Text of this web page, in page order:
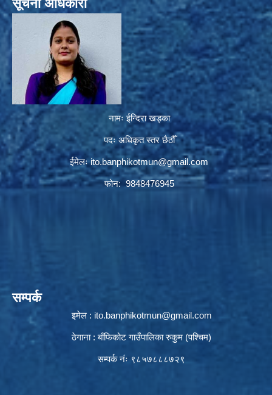
सूचना अधिकारी
नामः ईन्दिरा खड्का
पदः अधिकृत स्तर छैठौँ
ईमेलःito.banphikotmun@gmail.com
फोन: 9848476945
सम्पर्क
इमेल : ito.banphikotmun@gmail.com
ठेगाना : बाँफिकोट गाउँपालिका रुकुम (पश्चिम)
सम्पर्क नंः ९८५७८८८७२९